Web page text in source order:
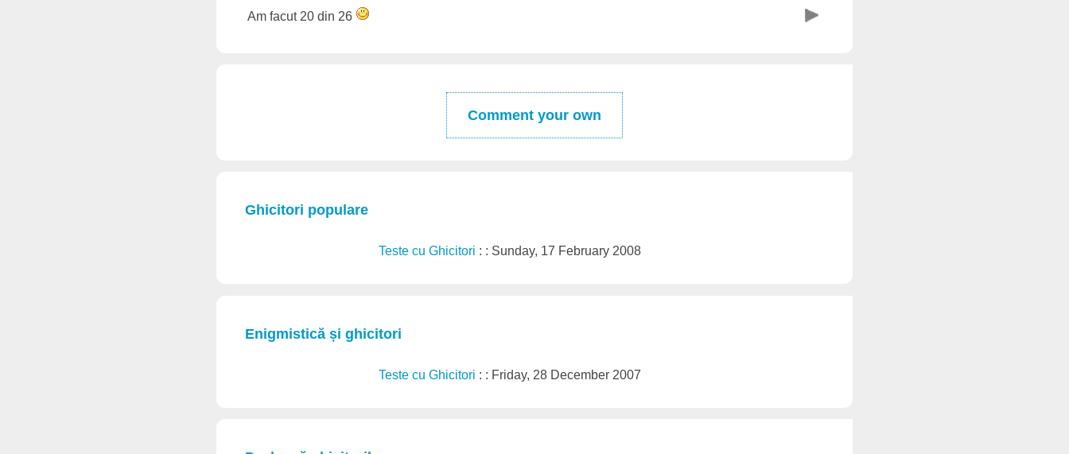
Am facut 20 din 26
Comment your own
Ghicitori populare
Teste cu Ghicitori : : Sunday, 17 February 2008
Enigmistică și ghicitori
Teste cu Ghicitori : : Friday, 28 December 2007